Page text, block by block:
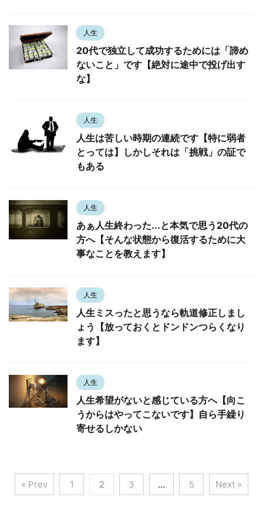
人生
20代で独立して成功するためには「諦め
ないこと」です【絶対に途中で投げ出す
な】
人生
人生は苦しい時期の連続です【特に弱者
とっては】しかしそれは「挑戦」の証で
もある
人生
あぁ人生終わった...と本気で思う20代の
方へ【そんな状態から復活するために大
事なことを教えます】
人生
人生ミスったと思うなら軌道修正しまし
ょう【放っておくとドンドンつらくなり
ます】
人生
人生希望がないと感じている方へ【向こ
うからはやってこないです】自ら手繰り
寄せるしかない
« Prev 1 2 3 … 5 Next »